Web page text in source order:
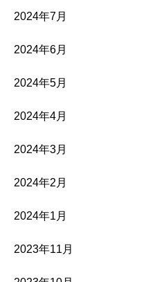
2024年7月
2024年6月
2024年5月
2024年4月
2024年3月
2024年2月
2024年1月
2023年11月